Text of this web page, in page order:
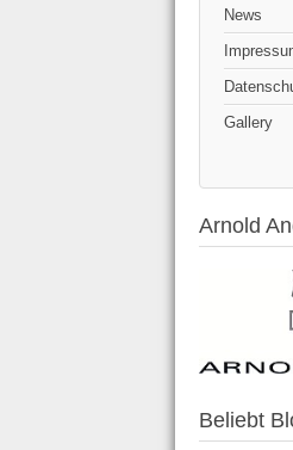
News
Gallery
Arnold
Beliebt